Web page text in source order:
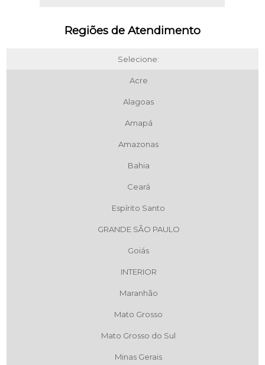
Regiões de Atendimento
Selecione:
Acre
Alagoas
Amapá
Amazonas
Bahia
Ceará
Espírito Santo
GRANDE SÃO PAULO
Goiás
INTERIOR
Maranhão
Mato Grosso
Mato Grosso do Sul
Minas Gerais